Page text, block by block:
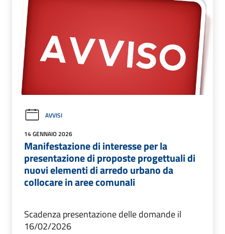
AVVISI
14 GENNAIO 2026
Manifestazione di interesse per la
presentazione di proposte progettuali di
nuovi elementi di arredo urbano da
collocare in aree comunali
Scadenza presentazione delle domande il
16/02/2026